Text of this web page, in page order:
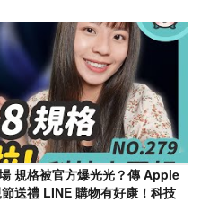
規格被官方爆光光？傳 Apple
送禮 LINE 購物有好康！科技